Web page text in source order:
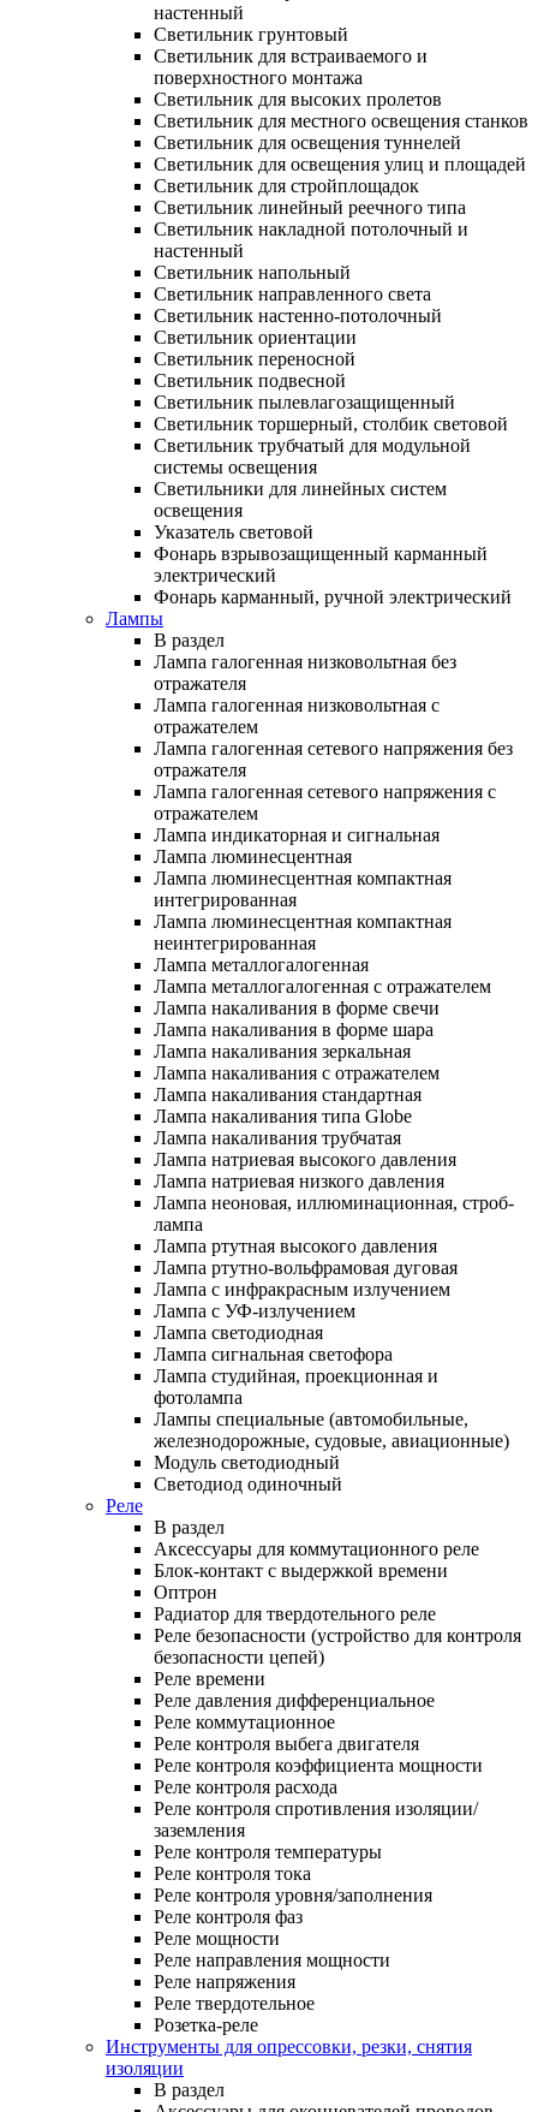
настенный
Светильник грунтовый
Светильник для встраиваемого и
поверхностного монтажа
Светильник для высоких пролетов
Светильник для местного освещения станков
Светильник для освещения туннелей
Светильник для освещения улиц и площадей
Светильник для стройплощадок
Светильник линейный реечного типа
Светильник накладной потолочный и
настенный
Светильник напольный
Светильник направленного света
Светильник настенно-потолочный
Светильник ориентации
Светильник переносной
Светильник подвесной
Светильник пылевлагозащищенный
Светильник торшерный, столбик световой
Светильник трубчатый для модульной
системы освещения
Светильники для линейных систем
освещения
Указатель световой
Фонарь взрывозащищенный карманный
электрический
Фонарь карманный, ручной электрический
Лампы
В раздел
Лампа галогенная низковольтная без
отражателя
Лампа галогенная низковольтная с
отражателем
Лампа галогенная сетевого напряжения без
отражателя
Лампа галогенная сетевого напряжения с
отражателем
Лампа индикаторная и сигнальная
Лампа люминесцентная
Лампа люминесцентная компактная
интегрированная
Лампа люминесцентная компактная
неинтегрированная
Лампа металлогалогенная
Лампа металлогалогенная с отражателем
Лампа накаливания в форме свечи
Лампа накаливания в форме шара
Лампа накаливания зеркальная
Лампа накаливания с отражателем
Лампа накаливания стандартная
Лампа накаливания типа Globe
Лампа накаливания трубчатая
Лампа натриевая высокого давления
Лампа натриевая низкого давления
Лампа неоновая, иллюминационная, строб-
лампа
Лампа ртутная высокого давления
Лампа ртутно-вольфрамовая дуговая
Лампа с инфракрасным излучением
Лампа с УФ-излучением
Лампа светодиодная
Лампа сигнальная светофора
Лампа студийная, проекционная и
фотолампа
Лампы специальные (автомобильные,
железнодорожные, судовые, авиационные)
Модуль светодиодный
Светодиод одиночный
Реле
В раздел
Аксессуары для коммутационного реле
Блок-контакт с выдержкой времени
Оптрон
Радиатор для твердотельного реле
Реле безопасности (устройство для контроля
безопасности цепей)
Реле времени
Реле давления дифференциальное
Реле коммутационное
Реле контроля выбега двигателя
Реле контроля коэффициента мощности
Реле контроля расхода
Реле контроля спротивления изоляции/
заземления
Реле контроля температуры
Реле контроля тока
Реле контроля уровня/заполнения
Реле контроля фаз
Реле мощности
Реле направления мощности
Реле напряжения
Реле твердотельное
Розетка-реле
Инструменты для опрессовки, резки, снятия
изоляции
В раздел